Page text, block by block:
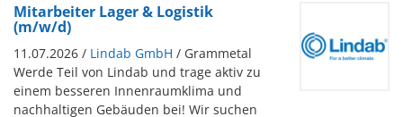
Mitarbeiter Lager & Logistik
(m/w/d)
11.07.2026 / Lindab GmbH / Grammetal
Werde Teil von Lindab und trage aktiv zu
einem besseren Innenraumklima und
nachhaltigen Gebäuden bei! Wir suchen